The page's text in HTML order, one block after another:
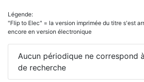
Légende:
"Flip to Elec" = la version imprimée du titre s'est
encore en version électronique
Aucun périodique ne correspond
de recherche